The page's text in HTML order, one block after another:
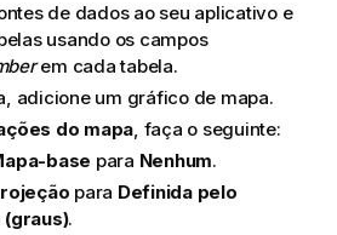
de dados ao seu aplicativo e
usando os campos
em cada tabela.
adicione um gráfico de mapa.
do mapa, faça o seguinte:
base para Nenhum.
para Definida pelo
(graus).